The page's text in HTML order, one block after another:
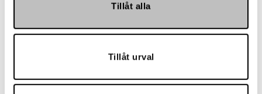
Tillåt alla
Tillåt urval